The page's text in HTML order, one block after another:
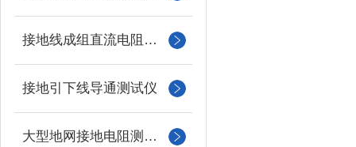
接地线成组直流电阻测试仪
接地引下线导通测试仪
大型地网接地电阻测试仪